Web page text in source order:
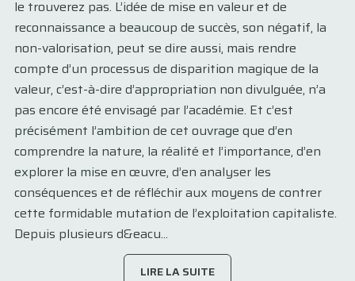
le trouverez pas. L’idée de mise en valeur et de
reconnaissance a beaucoup de succès, son négatif, la
non-valorisation, peut se dire aussi, mais rendre
compte d’un processus de disparition magique de la
valeur, c’est-à-dire d’appropriation non divulguée, n’a
pas encore été envisagé par l’académie. Et c’est
précisément l’ambition de cet ouvrage que d’en
comprendre la nature, la réalité et l’importance, d’en
explorer la mise en œuvre, d’en analyser les
conséquences et de réfléchir aux moyens de contrer
cette formidable mutation de l’exploitation capitaliste.
Depuis plusieurs d&eacu...
LIRE LA SUITE